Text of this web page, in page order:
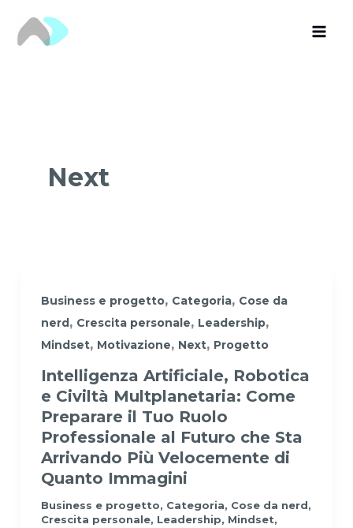
Next
Business e progetto, Categoria, Cose da
nerd, Crescita personale, Leadership,
Mindset, Motivazione, Next, Progetto
Intelligenza Artificiale, Robotica
e Civiltà Multplanetaria: Come
Preparare il Tuo Ruolo
Professionale al Futuro che Sta
Arrivando Più Velocemente di
Quanto Immagini
Business e progetto, Categoria, Cose da nerd,
Crescita personale, Leadership, Mindset,